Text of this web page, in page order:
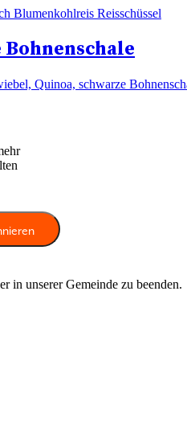
Blumenkohlreis Reisschüssel
Quinoa, schwarze
in unserer Gemeinde zu beenden.